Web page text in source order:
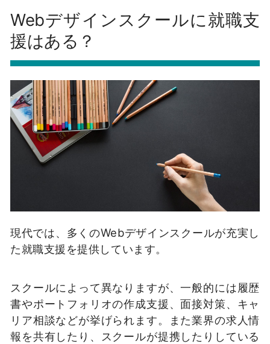
Webデザインスクールに就職支
援はある？
現代では、多くのWebデザインスクールが充実し
た就職支援を提供しています。
スクールによって異なりますが、一般的には履歴
書やポートフォリオの作成支援、面接対策、キャ
リア相談などが挙げられます。また業界の求人情
報を共有したり、スクールが提携したりしている